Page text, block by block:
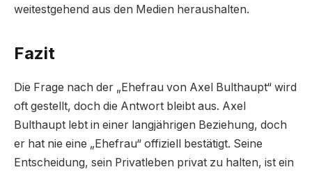
weitestgehend aus den Medien heraushalten.
Fazit
Die Frage nach der „Ehefrau von Axel Bulthaupt“ wird
oft gestellt, doch die Antwort bleibt aus. Axel
Bulthaupt lebt in einer langjährigen Beziehung, doch
er hat nie eine „Ehefrau“ offiziell bestätigt. Seine
Entscheidung, sein Privatleben privat zu halten, ist ein